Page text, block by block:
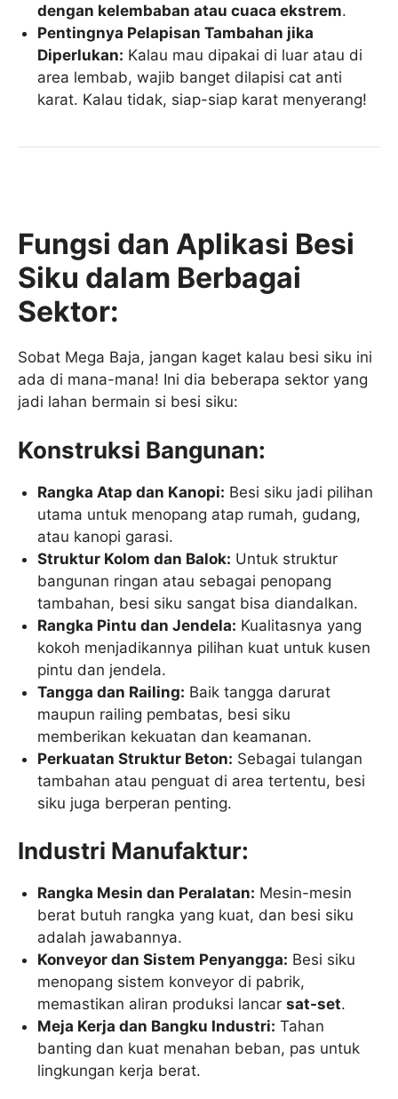
dengan kelembaban atau cuaca ekstrem.
Pentingnya Pelapisan Tambahan jika
Diperlukan: Kalau mau dipakai di luar atau di
area lembab, wajib banget dilapisi cat anti
karat. Kalau tidak, siap-siap karat menyerang!
Fungsi dan Aplikasi Besi
Siku dalam Berbagai
Sektor:
Sobat Mega Baja, jangan kaget kalau besi siku ini
ada di mana-mana! Ini dia beberapa sektor yang
jadi lahan bermain si besi siku:
Konstruksi Bangunan:
Rangka Atap dan Kanopi: Besi siku jadi pilihan
utama untuk menopang atap rumah, gudang,
atau kanopi garasi.
Struktur Kolom dan Balok: Untuk struktur
bangunan ringan atau sebagai penopang
tambahan, besi siku sangat bisa diandalkan.
Rangka Pintu dan Jendela: Kualitasnya yang
kokoh menjadikannya pilihan kuat untuk kusen
pintu dan jendela.
Tangga dan Railing: Baik tangga darurat
maupun railing pembatas, besi siku
memberikan kekuatan dan keamanan.
Perkuatan Struktur Beton: Sebagai tulangan
tambahan atau penguat di area tertentu, besi
siku juga berperan penting.
Industri Manufaktur:
Rangka Mesin dan Peralatan: Mesin-mesin
berat butuh rangka yang kuat, dan besi siku
adalah jawabannya.
Konveyor dan Sistem Penyangga: Besi siku
menopang sistem konveyor di pabrik,
memastikan aliran produksi lancarsat-set.
Meja Kerja dan Bangku Industri: Tahan
banting dan kuat menahan beban, pas untuk
lingkungan kerja berat.